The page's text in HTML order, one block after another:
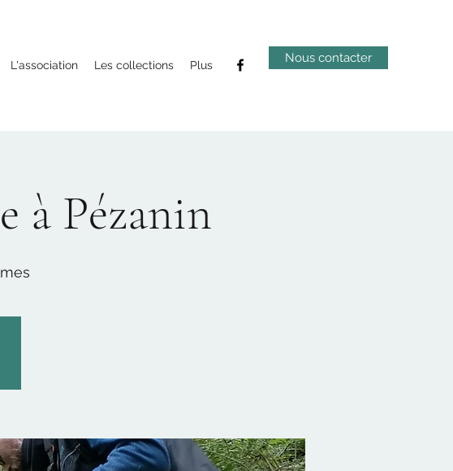
L'association Les collections Plus Nous contacter
à Pézanin